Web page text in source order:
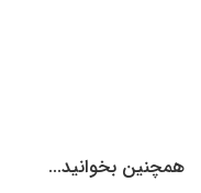
همچنین بخوانید...